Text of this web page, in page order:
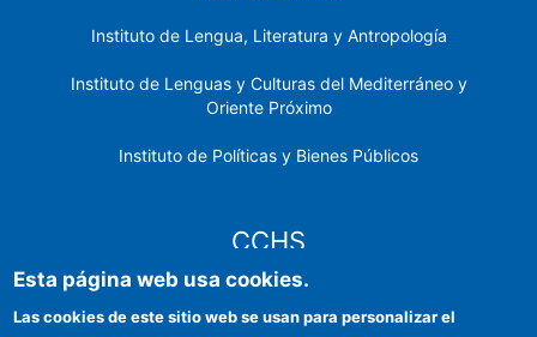
Instituto de Lengua, Literatura y Antropología
Instituto de Lenguas y Culturas del Mediterráneo y
Oriente Próximo
Instituto de Políticas y Bienes Públicos
CCHS
Esta página web usa cookies.
Las cookies de este sitio web se usan para personalizar el